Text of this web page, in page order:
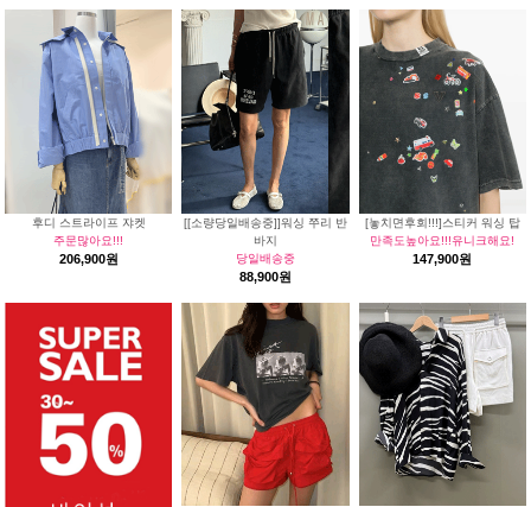
후디 스트라이프 쟈켓
주문많아요!!!
206,900원
[[소량당일배송중]]워싱 쭈리 반
바지
당일배송중
88,900원
[놓치면후회!!!]스티커 워싱 탑
만족도높아요!!!유니크해요!
147,900원